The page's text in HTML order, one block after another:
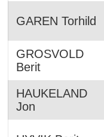
GAREN Torhild
GROSVOLD
Berit
HAUKELAND
Jon